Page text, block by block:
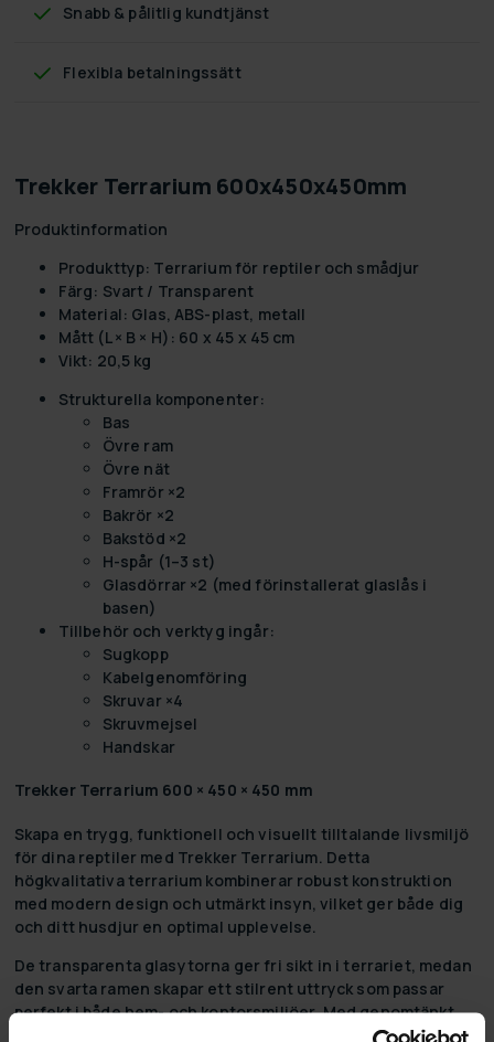
Snabb & pålitlig kundtjänst
Flexibla betalningssätt
Trekker Terrarium 600x450x450mm
Produktinformation
Produkttyp: Terrarium för reptiler och smådjur
Färg: Svart / Transparent
Material: Glas, ABS-plast, metall
Mått (L × B × H): 60 x 45 x 45 cm
Vikt: 20,5 kg
Strukturella komponenter:
Bas
Övre ram
Övre nät
Framrör ×2
Bakrör ×2
Bakstöd ×2
H-spår (1–3 st)
Glasdörrar ×2 (med förinstallerat glaslås i
basen)
Tillbehör och verktyg ingår:
Sugkopp
Kabelgenomföring
Skruvar ×4
Skruvmejsel
Handskar
Trekker Terrarium 600 × 450 × 450 mm
Skapa en trygg, funktionell och visuellt tilltalande livsmiljö
för dina reptiler med Trekker Terrarium. Detta
högkvalitativa terrarium kombinerar robust konstruktion
med modern design och utmärkt insyn, vilket ger både dig
och ditt husdjur en optimal upplevelse.
De transparenta glasytorna ger fri sikt in i terrariet, medan
den svarta ramen skapar ett stilrent uttryck som passar
perfekt i både hem- och kontorsmiljöer. Med genomtänkt
ventilation och säkra dörrar erbjuder terrariet en stabil och